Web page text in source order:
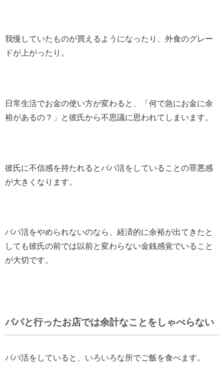
我慢していたものが買えるようになったり、外食のグレー
ドが上がったり。
日常生活でお金の使い方が変わると、「何で急にお金に余
裕があるの？」と彼氏から不思議に思われてしまいます。
彼氏に不信感を持たれるとパパ活をしていることの罪悪感
が大きくなります。
パパ活をやめられないのなら、 経済的に余裕が出てきたと
しても彼氏の前では以前と変わらない金銭感覚でいること
が大切です。
パパと行ったお店では余計なことをしゃべらない
パパ活をしていると、いろいろな所でご飯を食べます。